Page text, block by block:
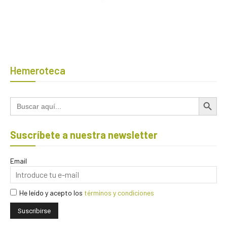
Hemeroteca
Buscar: Botón de
Suscríbete a nuestra newsletter
Email
He leído y acepto los términos y condiciones